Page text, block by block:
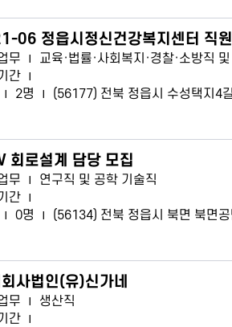
06 정읍시정신건강복지센터 직
무 |
교육·법률·사회복지·경찰·소방직
간 |
| 2명 | (56177) 전북 정읍시 수성택지4
회로설계 담당 모집
무 |
연구직 및 공학 기술직
간 |
| 0명 | (56134) 전북 정읍시 북면 북면
사법인(유)신가네
무 |
생산직
간 |